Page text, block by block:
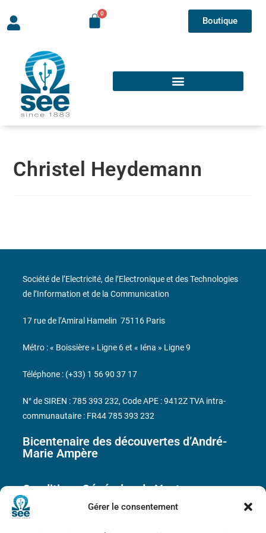
Gérer le consentement
Boutique
Christel Heydemann
Bicentenaire des découvertes d’André-
Marie Ampère
Conditions Générales de Vente
Société de l’Electricité, de l’Electronique et des Technologies
de l’Information et de la Communication
17 rue de l’Amiral Hamelin 75116 Paris
Métro : « Boissière » Ligne 6 et « Iéna » Ligne 9
Téléphone : (+33) 1 56 90 37 17
N° de SIREN : 785 393 232, Code APE : 9412Z TVA intra-
communautaire : FR44 785 393 232